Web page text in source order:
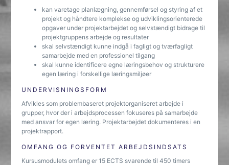
kan varetage planlægning, gennemførsel og styring af et
projekt og håndtere komplekse og udviklingsorienterede
opgaver under projektarbejdet og selvstændigt bidrage til
projektgruppens arbejde og resultater
skal selvstændigt kunne indgå i fagligt og tværfagligt
samarbejde med en professionel tilgang
skal kunne identificere egne læringsbehov og strukturere
egen læring i forskellige læringsmiljøer
UNDERVISNINGSFORM
Afvikles som problembaseret projektorganiseret arbejde i
grupper, hvor der i arbejdsprocessen fokuseres på samarbejde
med ansvar for egen læring. Projektarbejdet dokumenteres i en
projektrapport.
OMFANG OG FORVENTET ARBEJDSINDSATS
Kursusmodulets omfang er 15 ECTS svarende til 450 timers